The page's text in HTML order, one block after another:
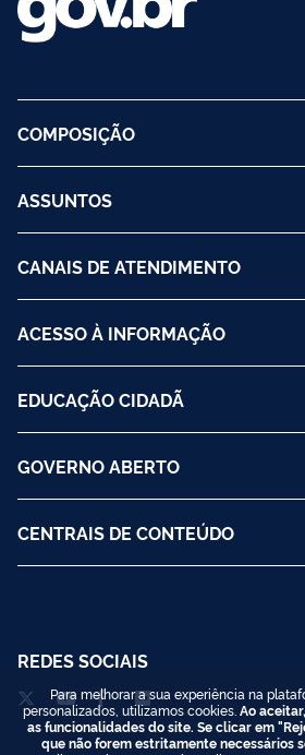
COMPOSIÇÃO
ASSUNTOS
CANAIS DE ATENDIMENTO
ACESSO À INFORMAÇÃO
EDUCAÇÃO CIDADÃ
GOVERNO ABERTO
CENTRAIS DE CONTEÚDO
REDES SOCIAIS
Para melhorar a sua experiência na
personalizados, utilizamos cookies. Ao
as funcionalidades do site. Se clicar em
que não forem estritamente necessários